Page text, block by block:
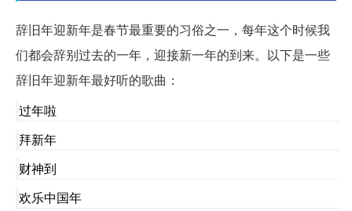
辞旧年迎新年是春节最重要的习俗之一，每年这个时候我
们都会辞别过去的一年，迎接新一年的到来。以下是一些
辞旧年迎新年最好听的歌曲：
过年啦
拜新年
财神到
欢乐中国年